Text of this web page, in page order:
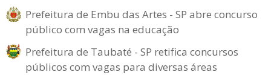
Prefeitura de Embu das Artes - SP abre concurso
público com vagas na educação
Prefeitura de Taubaté - SP retifica concursos
públicos com vagas para diversas áreas